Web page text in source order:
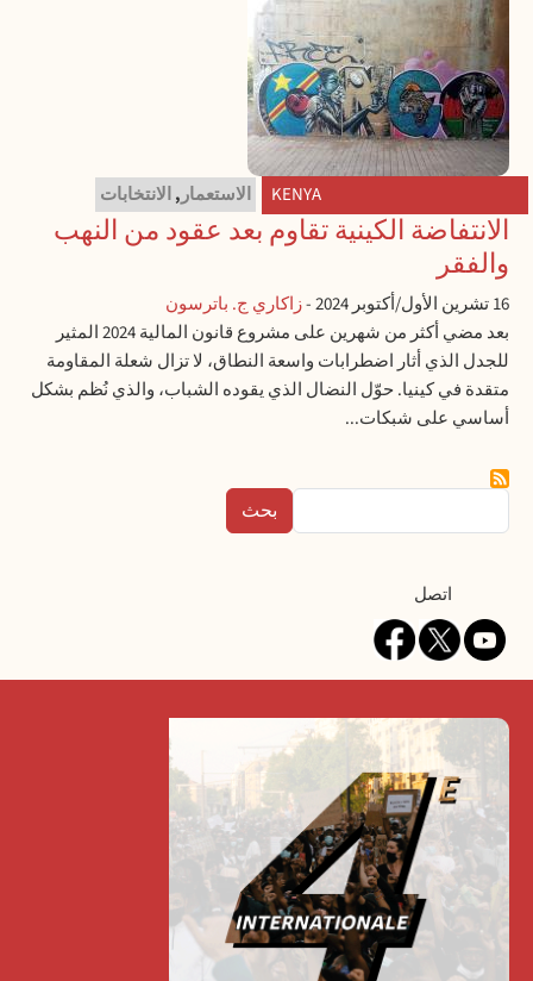
KENYA الاستعمار,الانتخابات
الانتفاضة الكينية تقاوم بعد عقود من النهب
والفقر
16 تشرين الأول/أكتوبر 2024 -زاكاري ج. باترسون
بعد مضي أكثر من شهرين على مشروع قانون المالية 2024 المثير
للجدل الذي أثار اضطرابات واسعة النطاق، لا تزال شعلة المقاومة
متقدة في كينيا. حوّل النضال الذي يقوده الشباب، والذي نُظم بشكل
أساسي على شبكات...
Contactاتصل